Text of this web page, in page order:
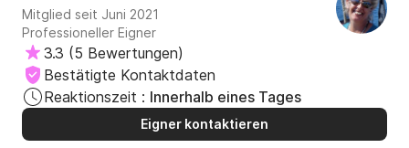
Mitglied seit Juni 2021
Professioneller Eigner
3.3 (5 Bewertungen)
Bestätigte Kontaktdaten
Reaktionszeit : Innerhalb eines Tages
Eigner kontaktieren